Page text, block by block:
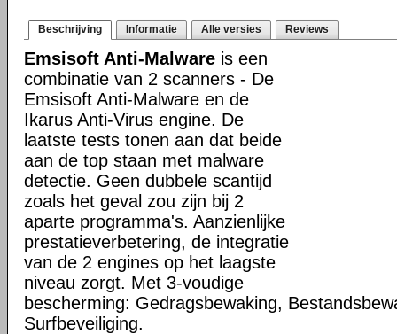
Beschrijving Informatie Alle versies Reviews
Emsisoft Anti-Malware is een
combinatie van 2 scanners - De
Emsisoft Anti-Malware en de
Ikarus Anti-Virus engine. De
laatste tests tonen aan dat beide
aan de top staan met malware
detectie. Geen dubbele scantijd
zoals het geval zou zijn bij 2
aparte programma's. Aanzienlijke
prestatieverbetering, de integratie
van de 2 engines op het laagste
niveau zorgt. Met 3-voudige
bescherming: Gedragsbewaking,
Surfbeveiliging.